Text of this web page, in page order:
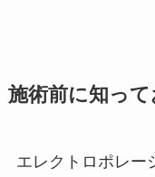
施術前に知っ
エレクトロポレー